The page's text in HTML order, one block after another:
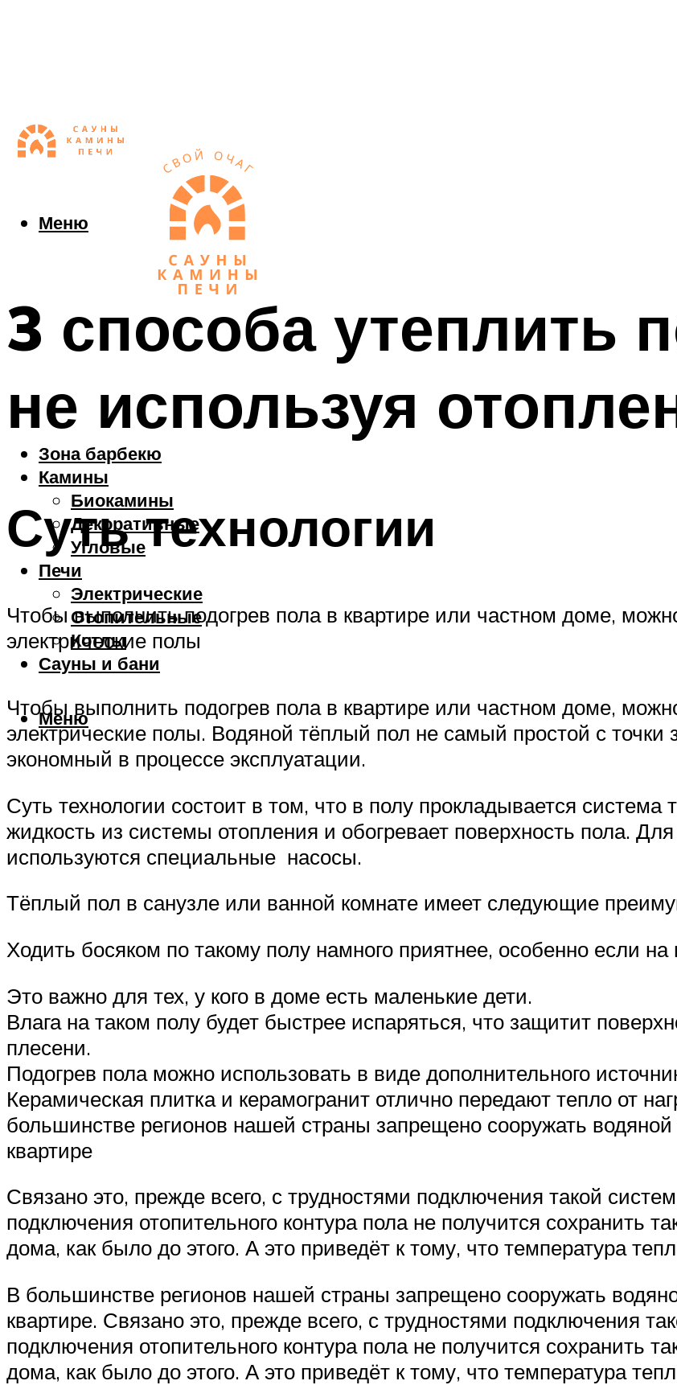
Зона барбекю
Камины
Биокамины
Декоративные
Угловые
Печи
Электрические
Отопительные
Котлы
Сауны и бани
Меню
Меню
3 способа утеплить
не используя
Суть технологии
Чтобы выполнить подогрев пола в квартире или частном доме,
электрические полы
Чтобы выполнить подогрев пола в квартире или частном доме,
электрические полы. Водяной тёплый пол не самый простой с
экономный в процессе эксплуатации.
Суть технологии состоит в том, что в полу прокладывается система
жидкость из системы отопления и обогревает поверхность пола.
используются специальные насосы.
Тёплый пол в санузле или ванной комнате имеет следующие
Ходить босяком по такому полу намного приятнее, особенно если
Это важно для тех, у кого в доме есть маленькие дети.
Влага на таком полу будет быстрее испаряться, что защитит
плесени.
Подогрев пола можно использовать в виде дополнительного
Керамическая плитка и керамогранит отлично передают тепло от
большинстве регионов нашей страны запрещено сооружать
квартире
Связано это, прежде всего, с трудностями подключения такой
подключения отопительного контура пола не получится сохранить
дома, как было до этого. А это приведёт к тому, что температура
В большинстве регионов нашей страны запрещено сооружать
квартире. Связано это, прежде всего, с трудностями подключения
подключения отопительного контура пола не получится сохранить
дома, как было до этого. А это приведёт к тому, что температура